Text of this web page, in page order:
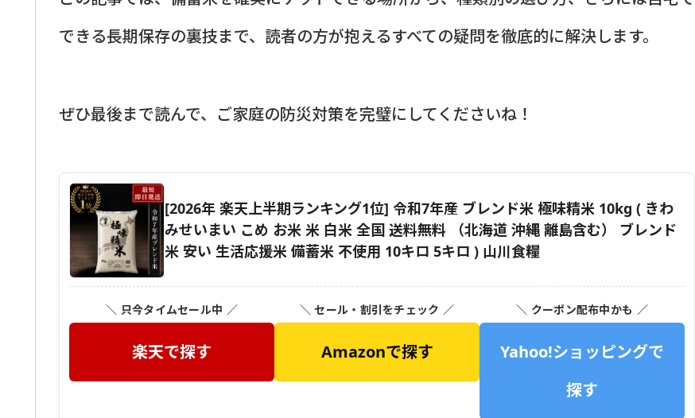
できる長期保存の裏技まで、読者の方が抱えるすべての疑問を徹底的に解決します。
ぜひ最後まで読んで、ご家庭の防災対策を完璧にしてくださいね！
[2026年 楽天上半期ランキング1位] 令和7年産 ブレンド米 極味精米 10kg ( きわ
みせいまい こめ お米 米 白米 全国 送料無料 （北海道 沖縄 離島含む） ブレンド
米 安い 生活応援米 備蓄米 不使用 10キロ 5キロ ) 山川食糧
＼ 只今タイムセール中 ／
楽天で探す
＼ セール・割引をチェック ／
Amazonで探す
＼ クーポン配布中かも ／
Yahoo!ショッピングで
探す